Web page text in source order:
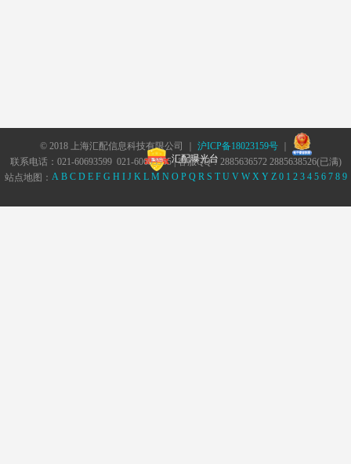
© 2018 上海汇配信息科技有限公司 ｜ 沪ICP备18023159号｜
汇配曝光台
联系电话：021-60693599 021-60693555 | 客服QQ：2885636572 2885638526(已满)
站点地图： A B C D E F G H I J K L M N O P Q R S T U V W X Y Z 0 1 2 3 4 5 6 7 8 9